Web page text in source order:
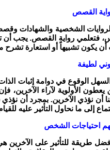
الشخصية والشهادات
فتعلمي رواية القصص. يجب أن
يكون تشبيهاً أو استعارة
الوقوع في دوامة إثبات
يعطون الأولوية لآراء
أن نؤذي الآخرين. بمجرد أن
إلى ما نحاول التأثير عليه
طريقة للتأثير على الآخرين هي